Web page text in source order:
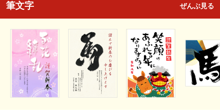
筆文字 ぜんぶ見る